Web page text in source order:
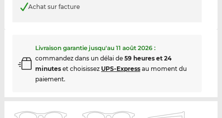
Achat sur facture
Livraison garantie jusqu'au 11 août 2026:
commandez dans un délai de 59 heures et 24
minuteset choisissez UPS-Expressau moment du
paiement.